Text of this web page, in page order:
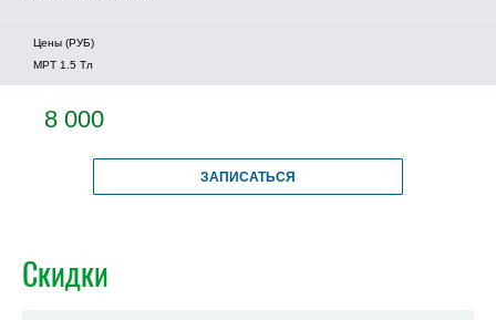
Цены (РУБ)
МРТ 1.5 Tл
8 000
ЗАПИСАТЬСЯ
Скидки